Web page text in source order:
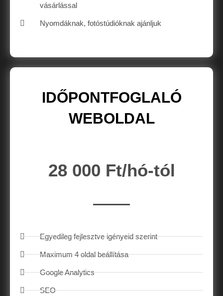
vásárlással
Nyomdáknak, fotóstúdióknak ajánljuk
IDŐPONTFOGLALÓ
WEBOLDAL
28 000 Ft/hó-tól
Egyedileg fejlesztve igényeid szerint
Maximum 4 oldal beállítása
Google Analytics
SEO